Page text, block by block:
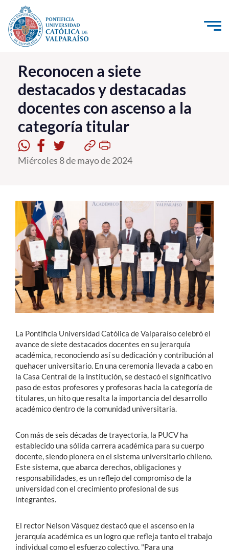
Click acá para ir directamente al contenido
La Universidad
Investigación, Creación e Innovación
PUCV Internacional
Vinculación con el Medio
Admisión
Postgrado
Formación Continua
Estudiantes
Académicos
Funcionarios
Alumni
English
Reconocen a siete
destacados y destacadas
docentes con ascenso a la
categoría titular
Miércoles 8 de mayo de 2024
La Pontificia Universidad Católica de Valparaíso celebró el
avance de siete destacados docentes en su jerarquía
académica, reconociendo así su dedicación y contribución al
quehacer universitario. En una ceremonia llevada a cabo en
la Casa Central de la institución, se destacó el significativo
paso de estos profesores y profesoras hacia la categoría de
titulares, un hito que resalta la importancia del desarrollo
académico dentro de la comunidad universitaria.
Con más de seis décadas de trayectoria, la PUCV ha
establecido una sólida carrera académica para su cuerpo
docente, siendo pionera en el sistema universitario chileno.
Este sistema, que abarca derechos, obligaciones y
responsabilidades, es un reflejo del compromiso de la
universidad con el crecimiento profesional de sus
integrantes.
El rector Nelson Vásquez destacó que el ascenso en la
jerarquía académica es un logro que refleja tanto el trabajo
individual como el esfuerzo colectivo. "Para una